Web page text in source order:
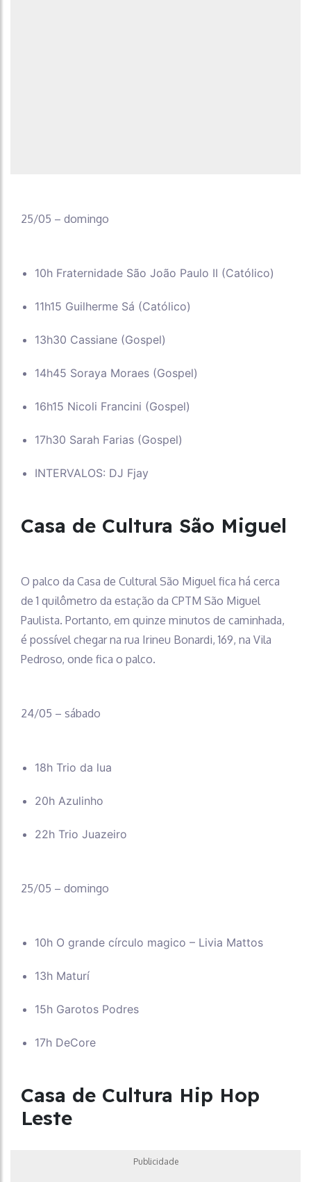
25/05 – domingo
10h Fraternidade São João Paulo II (Católico)
11h15 Guilherme Sá (Católico)
13h30 Cassiane (Gospel)
14h45 Soraya Moraes (Gospel)
16h15 Nicoli Francini (Gospel)
17h30 Sarah Farias (Gospel)
INTERVALOS: DJ Fjay
Casa de Cultura São Miguel
O palco da Casa de Cultural São Miguel fica há cerca
de 1 quilômetro da estação da CPTM São Miguel
Paulista. Portanto, em quinze minutos de caminhada,
é possível chegar na rua Irineu Bonardi, 169, na Vila
Pedroso, onde fica o palco.
24/05 – sábado
18h Trio da lua
20h Azulinho
22h Trio Juazeiro
25/05 – domingo
10h O grande círculo magico – Livia Mattos
13h Maturí
15h Garotos Podres
17h DeCore
Casa de Cultura Hip Hop
Leste
Publicidade